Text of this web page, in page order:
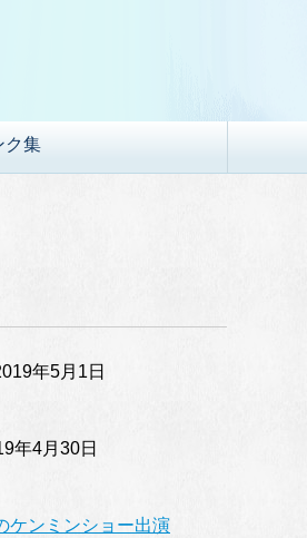
ク集
年5月1日
年4月30日
ケンミンショー出演